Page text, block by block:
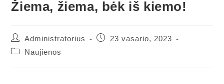
Žiema, žiema, bėk iš kiemo!
Administratorius
23 vasario, 2023
Naujienos